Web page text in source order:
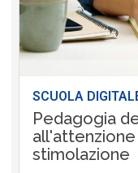
SCUOLA
Pedagogia
stimolazione